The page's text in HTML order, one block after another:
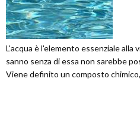
L'acqua è l'elemento essenziale
sanno senza di essa non sarebbe
Viene definito un composto